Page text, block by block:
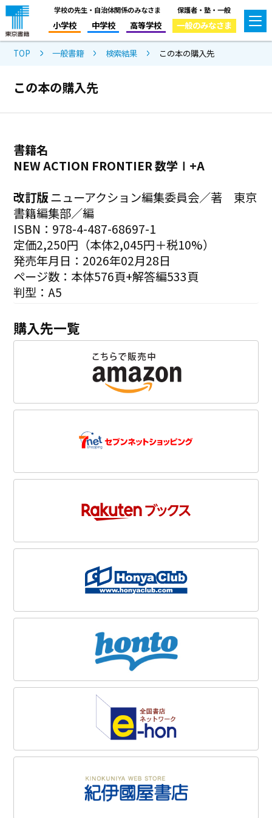
学校の先生・自治体関係のみなさま
小学校 中学校 高等学校
保護者・塾・一般
一般のみなさま
TOP 一般書籍 検索結果 この本の購入先
この本の購入先
書籍名
NEW ACTION FRONTIER 数学Ⅰ+A
改訂版ニューアクション編集委員会／著 東京
書籍編集部／編
ISBN：978-4-487-68697-1
定価2,250円（本体2,045円＋税10%）
発売年月日：2026年02月28日
ページ数：本体576頁+解答編533頁
判型：A5
購入先一覧